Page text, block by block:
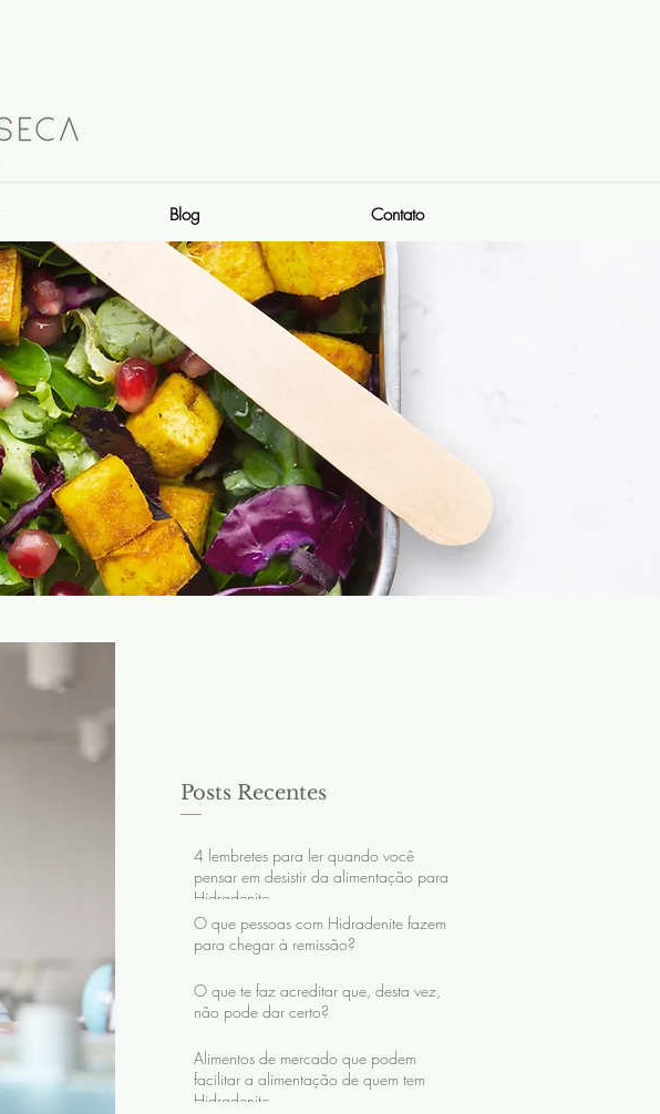
Blog Contato
Posts Recentes
4 lembretes para ler quando você
pensar em desistir da alimentação para
Hidradenite
O que pessoas com Hidradenite fazem
para chegar à remissão?
O que te faz acreditar que, desta vez,
não pode dar certo?
Alimentos de mercado que podem
facilitar a alimentação de quem tem
Hidradenite